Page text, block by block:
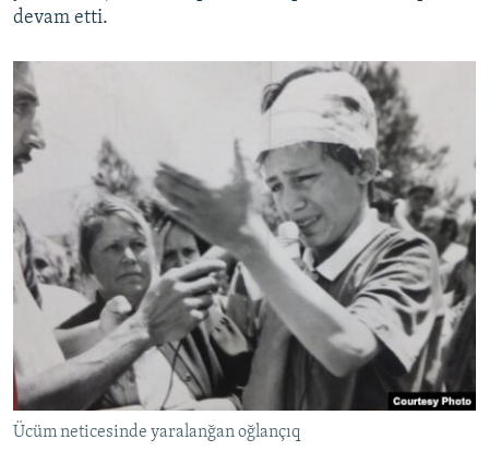
devam etti.
Ücüm neticesinde yaralanğan oğlançıq